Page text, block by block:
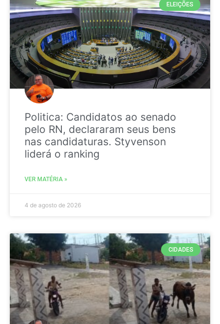
ELEIÇÕES
Politica: Candidatos ao senado
pelo RN, declararam seus bens
nas candidaturas. Styvenson
liderá o ranking
VER MATÉRIA »
4 de agosto de 2026
CIDADES